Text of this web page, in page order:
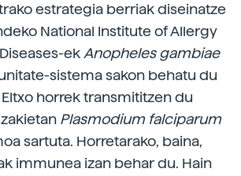
estrategia berriak diseinatze
National Institute of Allergy
ek Anopheles gambiae
sistema sakon behatu du
horrek transmititzen du
Plasmodium falciparum
sartuta. Horretarako, baina,
immunea izan behar du. Hain